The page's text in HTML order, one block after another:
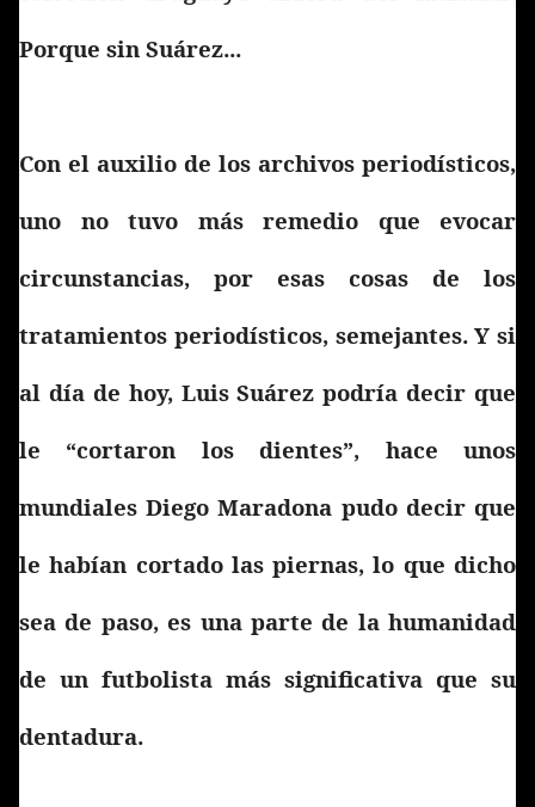
Porque sin Suárez...
Con el auxilio de los archivos periodísticos,
uno no tuvo más remedio que evocar
circunstancias, por esas cosas de los
tratamientos periodísticos, semejantes. Y si
al día de hoy, Luis Suárez podría decir que
le “cortaron los dientes”, hace unos
mundiales Diego Maradona pudo decir que
le habían cortado las piernas, lo que dicho
sea de paso, es una parte de la humanidad
de un futbolista más significativa que su
dentadura.